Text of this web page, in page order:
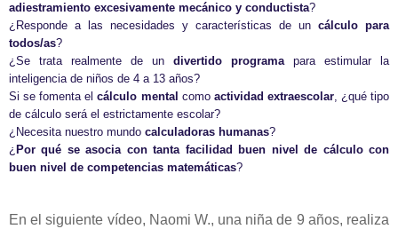
adiestramiento excesivamente mecánico y conductista?
¿Responde a las necesidades y características de un cálculo para
todos/as?
¿Se trata realmente de un divertido programapara estimular la
inteligencia de niños de 4 a 13 años?
Si se fomenta elcálculo mental como actividad extraescolar, ¿qué tipo
de cálculo será el estrictamente escolar?
¿Necesita nuestro mundo calculadoras humanas?
¿ Por qué se asocia con tanta facilidad buen nivel de cálculo con
buen nivel de competencias matemáticas?
En el siguiente vídeo, Naomi W., una niña de 9 años, realiza